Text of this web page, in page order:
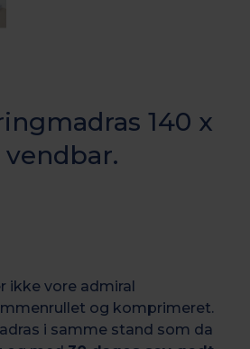
140 x
vendbar.
ikke vore admiral
og komprimeret.
i samme stand som da